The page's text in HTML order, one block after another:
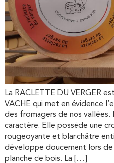
La RACLETTE DU VERGER
VACHE qui met en évidence
des fromagers de nos
caractère. Elle possède une
rougeoyante et blanchâtre
développe doucement lors de
planche de bois. La […]